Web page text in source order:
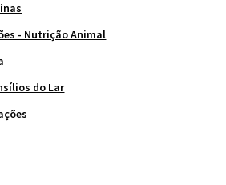
- Nutrição Animal
do Lar